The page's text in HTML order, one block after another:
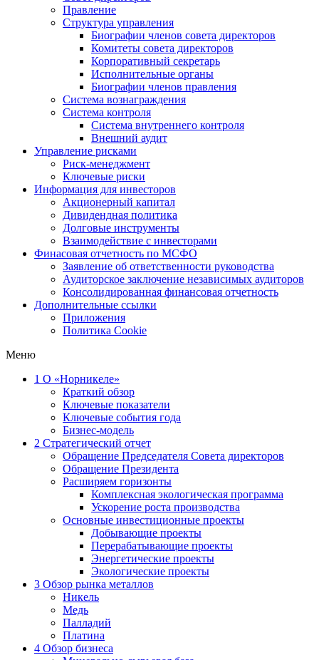
Правление
Структура управления
Биографии членов совета директоров
Комитеты совета директоров
Корпоративный секретарь
Исполнительные органы
Биографии членов правления
Система вознаграждения
Система контроля
Система внутреннего контроля
Внешний аудит
Управление рисками
Риск-менеджмент
Ключевые риски
Информация для инвесторов
Акционерный капитал
Дивидендная политика
Долговые инструменты
Взаимодействие с инвеcторами
Финасовая отчетность по МСФО
Заявление об ответственности руководства
Аудиторское заключение независимых аудиторов
Консолидированная финансовая отчетность
Дополнительные ссылки
Приложения
Политика Cookie
Меню
1 О «Норникеле»
Краткий обзор
Ключевые показатели
Ключевые события года
Бизнес-модель
2 Стратегический отчет
Обращение Председателя Совета директоров
Обращение Президента
Расширяем горизонты
Комплексная экологическая программа
Ускорение роста производства
Основные инвестиционные проекты
Добывающие проекты
Перерабатывающие проекты
Энергетические проекты
Экологические проекты
3 Обзор рынка металлов
Никель
Медь
Палладий
Платина
4 Обзор бизнеса